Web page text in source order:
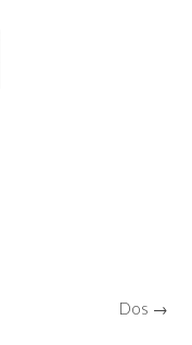
Dos →